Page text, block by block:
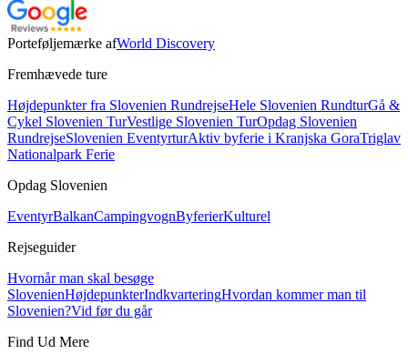
Porteføljemærke afWorld Discovery
Fremhævede ture
Højdepunkter fra Slovenien RundrejseHele Slovenien RundturGå &
Cykel Slovenien TurVestlige Slovenien TurOpdag Slovenien
RundrejseSlovenien EventyrturAktiv byferie i Kranjska GoraTriglav
Nationalpark Ferie
Opdag Slovenien
EventyrBalkanCampingvognByferierKulturel
Rejseguider
Hvornår man skal besøge
SlovenienHøjdepunkterIndkvarteringHvordan kommer man til
Slovenien?Vid før du går
Find Ud Mere